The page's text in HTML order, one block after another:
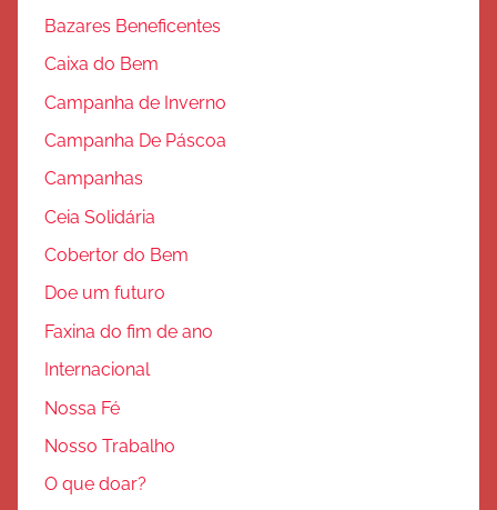
Bazares Beneficentes
Caixa do Bem
Campanha de Inverno
Campanha De Páscoa
Campanhas
Ceia Solidária
Cobertor do Bem
Doe um futuro
Faxina do fim de ano
Internacional
Nossa Fé
Nosso Trabalho
O que doar?